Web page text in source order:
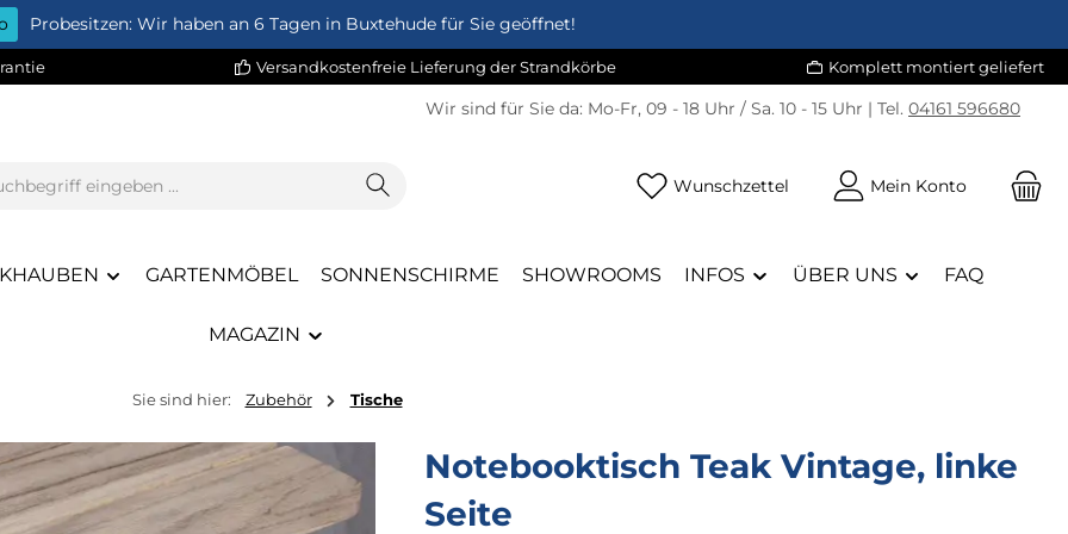
Probesitzen: Wir haben an 6 Tagen in Buxtehude für Sie geöffnet!
Versandkostenfreie Lieferung der Strandkörbe Komplett montiert geliefert
Wir sind für Sie da: Mo-Fr, 09 - 18 Uhr / Sa. 10 - 15 Uhr | Tel. 04161 596680
Wunschzettel Du hast 0 Produkte auf dem
Mein Konto
GARTENMÖBEL SONNENSCHIRME SHOWROOMS INFOS ÜBER UNS FAQ
MAGAZIN
Sie sind hier: Zubehör Tische
Notebooktisch Teak Vintage, linke
Seite